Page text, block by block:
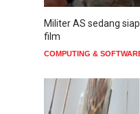
Militer AS sedang
film
COMPUTING &